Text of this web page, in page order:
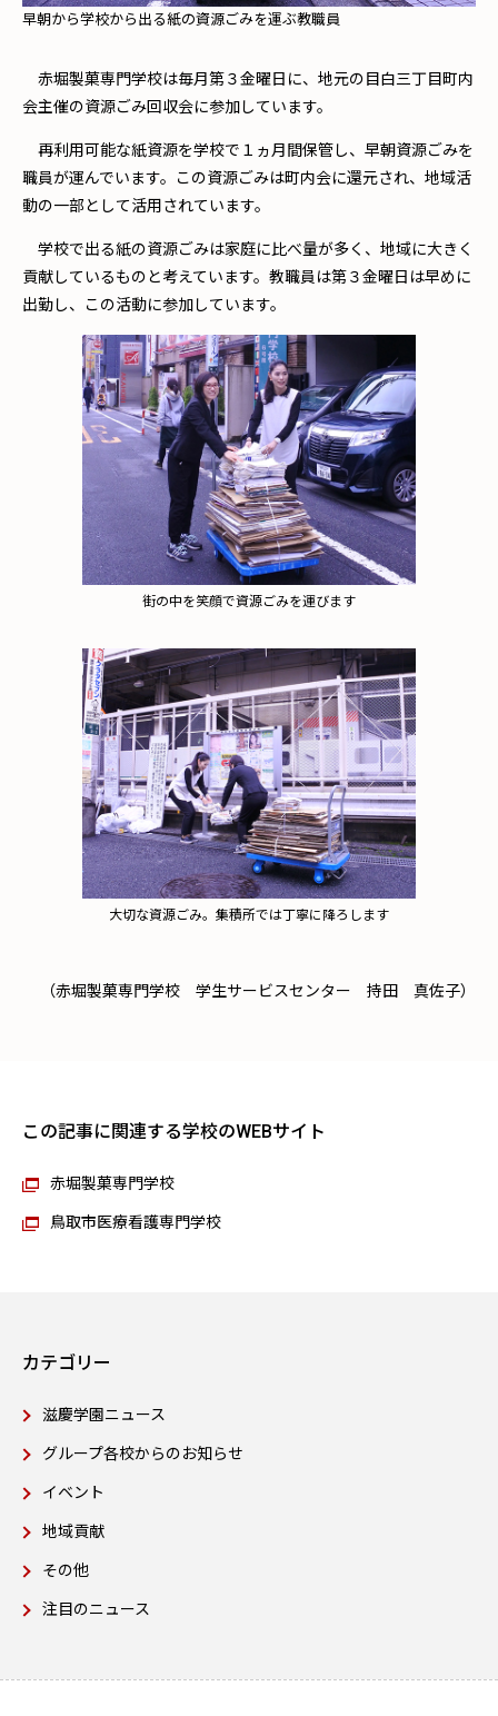
早朝から学校から出る紙の資源ごみを運ぶ教職員
赤堀製菓専門学校は毎月第３金曜日に、地元の目白三丁目町内
会主催の資源ごみ回収会に参加しています。
再利用可能な紙資源を学校で１ヵ月間保管し、早朝資源ごみを
職員が運んでいます。この資源ごみは町内会に還元され、地域活
動の一部として活用されています。
学校で出る紙の資源ごみは家庭に比べ量が多く、地域に大きく
貢献しているものと考えています。教職員は第３金曜日は早めに
出勤し、この活動に参加しています。
街の中を笑顔で資源ごみを運びます
大切な資源ごみ。集積所では丁寧に降ろします
（赤堀製菓専門学校 学生サービスセンター 持田 真佐子）
この記事に関連する学校のWEBサイト
赤堀製菓専門学校
鳥取市医療看護専門学校
カテゴリー
滋慶学園ニュース
グループ各校からのお知らせ
イベント
地域貢献
その他
注目のニュース